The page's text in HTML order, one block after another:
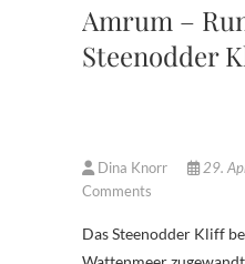
Amrum –
Steenodder
Dina Knorr 29.
Comments
Das Steenodder Kliff befindet sich auf der dem